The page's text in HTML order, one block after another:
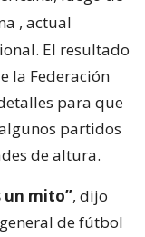
, actual
El resultado
la Federación
para que
partidos
de altura.
un mito”, dijo
de fútbol